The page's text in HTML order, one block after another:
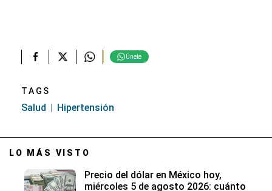
Únete
TAGS
Salud Hipertensión
LO MÁS VISTO
Precio del dólar en México hoy,
miércoles 5 de agosto 2026: cuánto